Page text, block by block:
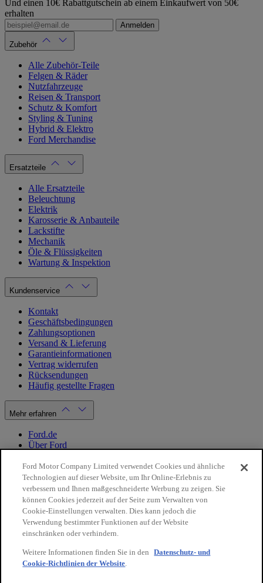
Und einen 10€ Rabattgutschein ab einem Einkaufwert von 50€
erhalten
Anmelden
Zubehör
Alle Zubehör-Teile
Felgen & Räder
Nutzfahrzeuge
Reisen & Transport
Schutz & Komfort
Styling & Tuning
Hybrid & Elektro
Ford Merchandise
Ersatzteile
Alle Ersatzteile
Beleuchtung
Elektrik
Karosserie & Anbauteile
Lackstifte
Mechanik
Öle & Flüssigkeiten
Wartung & Inspektion
Kundenservice
Kontakt
Geschäftsbedingungen
Zahlungsoptionen
Versand & Lieferung
Garantieinformationen
Vertrag widerrufen
Rücksendungen
Häufig gestellte Fragen
Mehr erfahren
Ford.de
Über Ford
Datenschutzbestimmungen
Impressum
Mein Konto
Login / Registrierung
Meine Bestellungen
Land ändern
Ford Motor Company Limited verwendet Cookies und ähnliche
Technologien auf dieser Website, um Ihr Online-Erlebnis zu
verbessern und Ihnen maßgeschneiderte Werbung zu zeigen. Sie
können Cookies jederzeit auf der Seite zum Verwalten von
Cookie-Einstellungen verwalten. Dies kann jedoch die
Verwendung bestimmter Funktionen auf der Website
einschränken oder verhindern.
Weitere Informationen finden Sie in den
Datenschutz- und
Cookie-Richtlinien der Website.